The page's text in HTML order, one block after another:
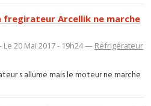
fregirateur Arcellik ne marche
Le 20 Mai 2017 - 19h24 — Réfrigérateur
s allume mais le moteur ne marche